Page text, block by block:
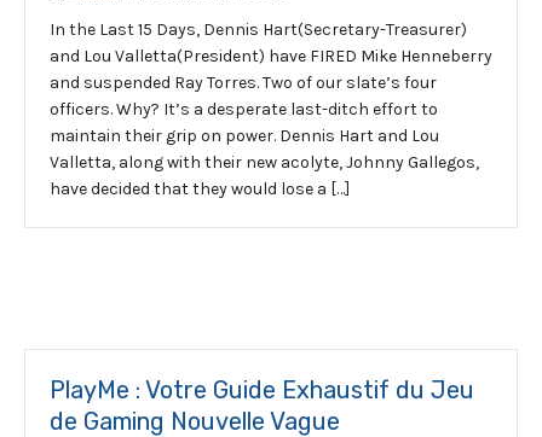
In the Last 15 Days, Dennis Hart(Secretary-Treasurer)
and Lou Valletta(President) have FIRED Mike Henneberry
and suspended Ray Torres. Two of our slate’s four
officers. Why? It’s a desperate last-ditch effort to
maintain their grip on power. Dennis Hart and Lou
Valletta, along with their new acolyte, Johnny Gallegos,
have decided that they would lose a […]
PlayMe : Votre Guide Exhaustif du Jeu
de Gaming Nouvelle Vague